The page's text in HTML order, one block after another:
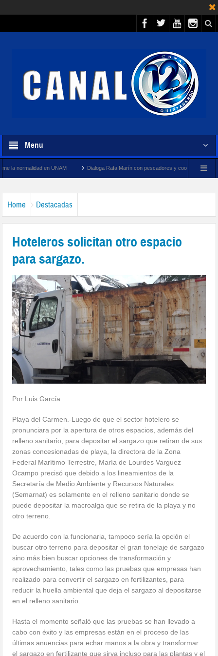
Menu
en UNAM Dialoga Rafa Marín con pescadores y cooperativistas turísticos de
Home Destacadas
Hoteleros solicitan otro espacio
para sargazo.
Por Luis García
Playa del Carmen.-Luego de que el sector hotelero se
pronunciara por la apertura de otros espacios, además del
relleno sanitario, para depositar el sargazo que retiran de sus
zonas concesionadas de playa, la directora de la Zona
Federal Marítimo Terrestre, María de Lourdes Varguez
Ocampo precisó que debido a los lineamientos de la
Secretaría de Medio Ambiente y Recursos Naturales
(Semarnat) es solamente en el relleno sanitario donde se
puede depositar la macroalga que se retira de la playa y no
otro terreno.
De acuerdo con la funcionaria, tampoco sería la opción el
buscar otro terreno para depositar el gran tonelaje de sargazo
sino más bien buscar opciones de transformación y
aprovechamiento, tales como las pruebas que empresas han
realizado para convertir el sargazo en fertilizantes, para
reducir la huella ambiental que deja el sargazo al depositarse
en el relleno sanitario.
Hasta el momento señaló que las pruebas se han llevado a
cabo con éxito y las empresas están en el proceso de las
últimas anuencias para echar manos a la obra y transformar
el sargazo en fertilizante que sirva incluso para las plantas y el